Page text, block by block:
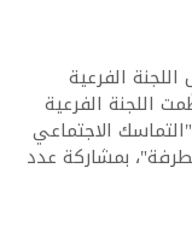
الفرعية
اللجنة الفرعية
الاجتماعي
بمشاركة عدد